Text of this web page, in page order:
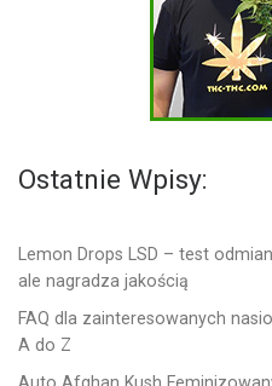
Ostatnie Wpisy:
Lemon Drops LSD – test
ale nagradza jakością
FAQ dla zainteresowanych
A do Z